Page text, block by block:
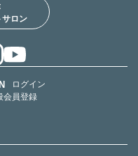
サロン
ログイン
員登録